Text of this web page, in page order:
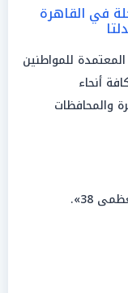
في القاهرة
للمواطنين
أنحاء
والمحافظات